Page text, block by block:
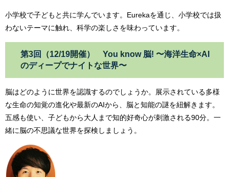
小学校で子どもと共に学んでいます。Eurekaを通じ、小学校では扱
わないテーマに触れ、科学の楽しさを味わっています。
第3回（12/19開催） You know 脳! 〜海洋生命×AI
のディープでナイトな世界〜
脳はどのように世界を認識するのでしょうか。展示されている多様
な生命の知覚の進化や最新のAIから、脳と知能の謎を紐解きます。
五感も使い、子どもから大人まで知的好奇心が刺激される90分。一
緒に脳の不思議な世界を探検しましょう。